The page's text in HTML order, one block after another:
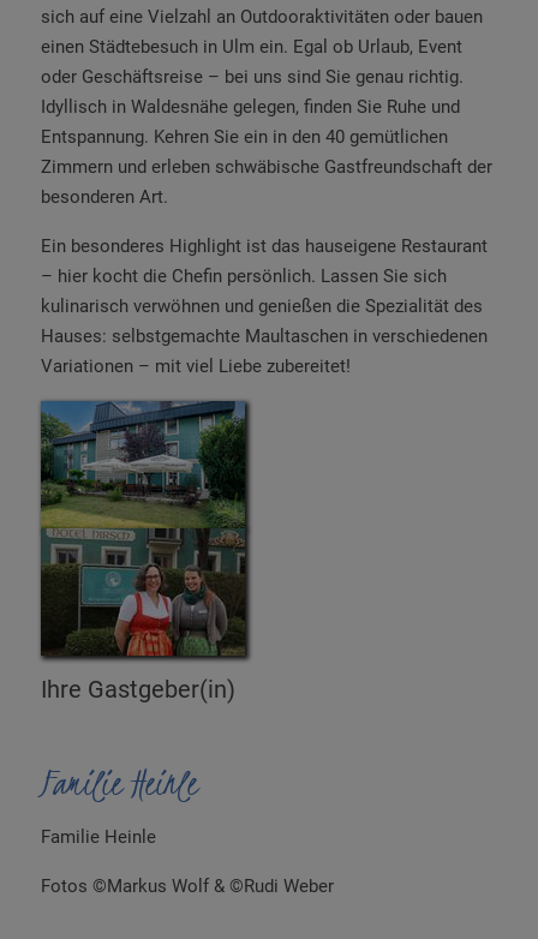
sich auf eine Vielzahl an Outdooraktivitäten oder bauen
einen Städtebesuch in Ulm ein. Egal ob Urlaub, Event
oder Geschäftsreise – bei uns sind Sie genau richtig.
Idyllisch in Waldesnähe gelegen, finden Sie Ruhe und
Entspannung. Kehren Sie ein in den 40 gemütlichen
Zimmern und erleben schwäbische Gastfreundschaft der
besonderen Art.
Ein besonderes Highlight ist das hauseigene Restaurant
– hier kocht die Chefin persönlich. Lassen Sie sich
kulinarisch verwöhnen und genießen die Spezialität des
Hauses: selbstgemachte Maultaschen in verschiedenen
Variationen – mit viel Liebe zubereitet!
Ihre Gastgeber(in)
Familie Heinle
Familie Heinle
Fotos ©Markus Wolf & ©Rudi Weber